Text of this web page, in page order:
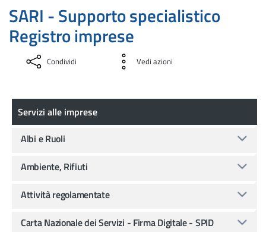
SARI - Supporto specialistico
Registro imprese
Condividi Vedi azioni
Servizi alle imprese
Servizi alle imprese
Albi e Ruoli
Ambiente, Rifiuti
Attività regolamentate
Carta Nazionale dei Servizi - Firma Digitale - SPID